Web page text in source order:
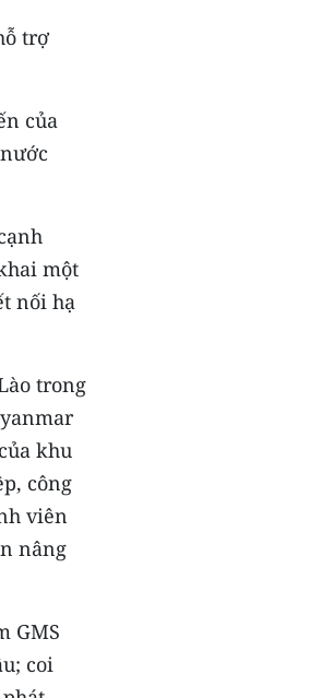
trợ
của
một
nối hạ
trong
khu
công
viên
nâng
GMS
coi